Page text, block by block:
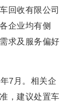
回收有限公司
企业均有侧
求及服务偏好
7月。相关企
，建议处置车